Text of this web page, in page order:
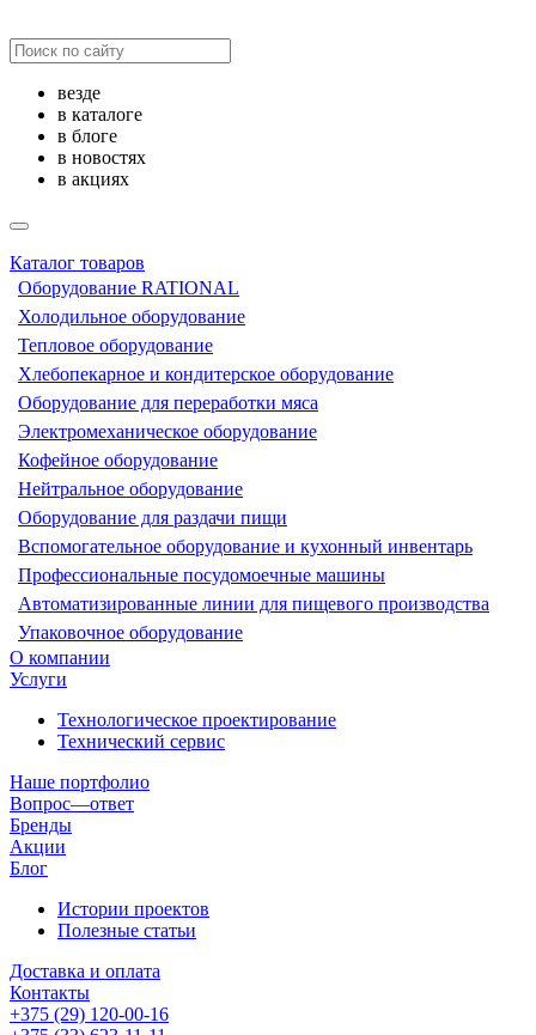
везде
в каталоге
в блоге
в новостях
в акциях
Каталог товаров
Оборудование RATIONAL
Холодильное оборудование
Тепловое оборудование
Хлебопекарное и кондитерское оборудование
Оборудование для переработки мяса
Электромеханическое оборудование
Кофейное оборудование
Нейтральное оборудование
Оборудование для раздачи пищи
Вспомогательное оборудование и кухонный инвентарь
Профессиональные посудомоечные машины
Автоматизированные линии для пищевого производства
Упаковочное оборудование
О компании
Услуги
Технологическое проектирование
Технический сервис
Наше портфолио
Вопрос—ответ
Бренды
Акции
Блог
Истории проектов
Полезные статьи
Доставка и оплата
Контакты
+375 (29) 120-00-16